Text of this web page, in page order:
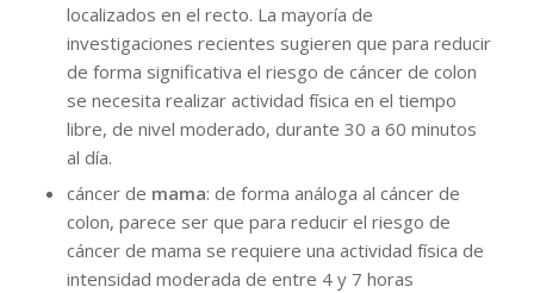
localizados en el recto. La mayoría de
investigaciones recientes sugieren que para reducir
de forma significativa el riesgo de cáncer de colon
se necesita realizar actividad física en el tiempo
libre, de nivel moderado, durante 30 a 60 minutos
al día.
cáncer de mama: de forma análoga al cáncer de
colon, parece ser que para reducir el riesgo de
cáncer de mama se requiere una actividad física de
intensidad moderada de entre 4 y 7 horas